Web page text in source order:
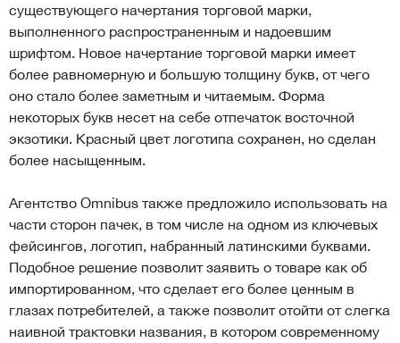
существующего начертания торговой марки,
выполненного распространенным и надоевшим
шрифтом. Новое начертание торговой марки имеет
более равномерную и большую толщину букв, от чего
оно стало более заметным и читаемым. Форма
некоторых букв несет на себе отпечаток восточной
экзотики. Красный цвет логотипа сохранен, но сделан
более насыщенным.
Агентство Omnibus также предложило использовать на
части сторон пачек, в том числе на одном из ключевых
фейсингов, логотип, набранный латинскими буквами.
Подобное решение позволит заявить о товаре как об
импортированном, что сделает его более ценным в
глазах потребителей, а также позволит отойти от слегка
наивной трактовки названия, в котором современному